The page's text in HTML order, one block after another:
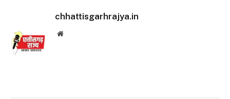
chhattisgarhrajya.in
Website